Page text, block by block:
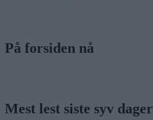
På forsiden nå
Mest lest siste syv dager